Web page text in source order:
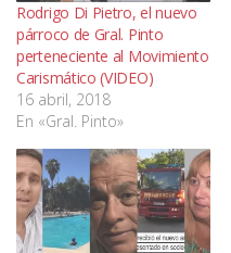
Rodrigo Di Pietro, el nuevo
párroco de Gral. Pinto
perteneciente al Movimiento
Carismático (VIDEO)
16 abril, 2018
En «Gral. Pinto»